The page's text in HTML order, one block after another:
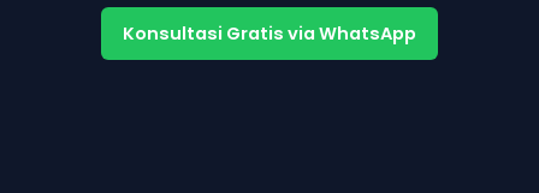
Konsultasi Gratis via WhatsApp